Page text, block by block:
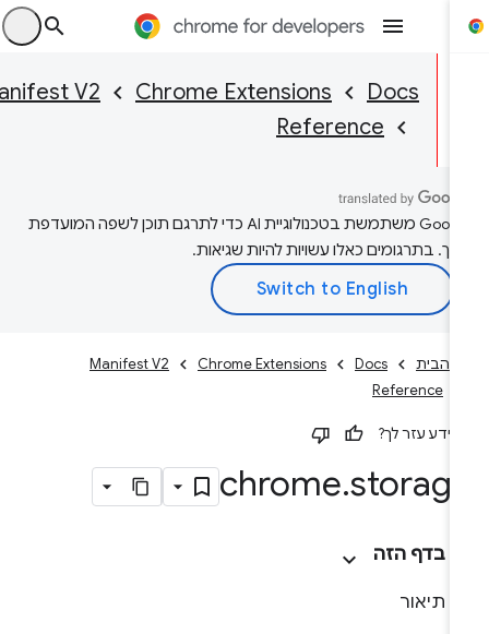
Docs
Chrome Extensions
Manifest V2
Reference
‫Google משתמשת בטכנולוגיית AI כדי לתרגם תוכן לשפה המועדפת
בתרגומים כאלו עשויות להיות שגיאות.
הבית Docs
Chrome Extensions
Manifest V2
Reference
עזר לך?
chrome.
בדף הזה
תיאור